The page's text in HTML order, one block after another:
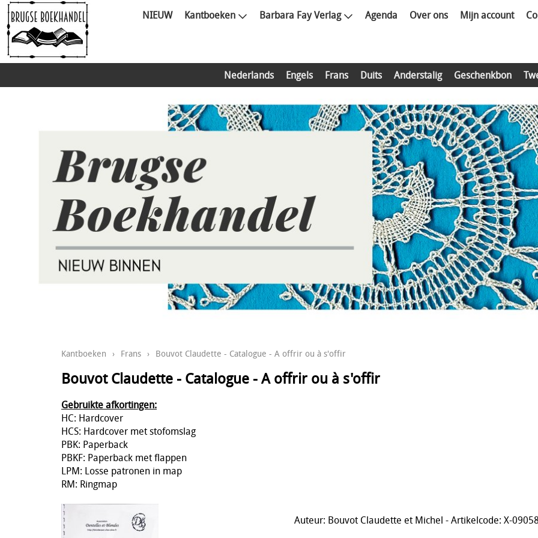
NIEUW Kantboeken Barbara Fay Verlag Agenda Over ons Mijn account
Nederlands Engels Frans Duits Anderstalig Geschenkbon
Kantboeken › Frans › Bouvot Claudette - Catalogue - A offrir ou à s'offir
Bouvot Claudette - Catalogue - A offrir ou à s'offir
Gebruikte afkortingen:
HC: Hardcover
HCS: Hardcover met stofomslag
PBK: Paperback
PBKF: Paperback met flappen
LPM: Losse patronen in map
RM: Ringmap
Auteur: Bouvot Claudette et Michel - Artikelcode: X-